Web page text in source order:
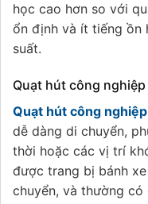
học cao hơn so với
ổn định và ít tiếng ồn
suất.
Quạt hút công
Quạt hút công
dễ dàng di chuyển,
thời hoặc các vị trí
được trang bị bánh
chuyển, và thường